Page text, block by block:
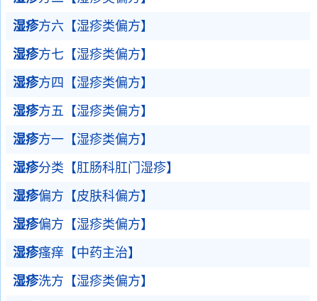
湿疹方六【湿疹类偏方】
湿疹方七【湿疹类偏方】
湿疹方四【湿疹类偏方】
湿疹方五【湿疹类偏方】
湿疹方一【湿疹类偏方】
湿疹分类【肛肠科肛门湿疹】
湿疹偏方【皮肤科偏方】
湿疹偏方【湿疹类偏方】
湿疹瘙痒【中药主治】
湿疹洗方【湿疹类偏方】